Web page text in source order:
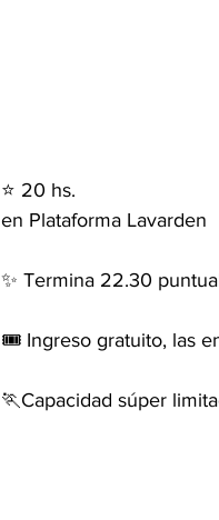
⭐ 20 hs.
en Plataforma Lavarden
✨ Termina 22.30
🎟️ Ingreso gratuito, las
🏃Capacidad súper